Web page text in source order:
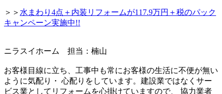
＞＞ 水まわり4点＋内装リフォームが117.9万円＋税のパック
キャンペーン実施中!!
ニラスイホーム 担当：楠山
お客様目線に立ち、工事中も常にお客様の生活に不便が無い
ように気配り・ 心配りをしています。建設業ではなくサー
ビス業としてリフォームを心掛けていますので、 協力業者